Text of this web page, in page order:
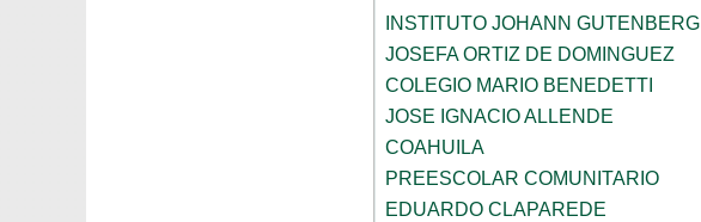
INSTITUTO JOHANN GUTENBERG
JOSEFA ORTIZ DE DOMINGUEZ
COLEGIO MARIO BENEDETTI
JOSE IGNACIO ALLENDE
COAHUILA
PREESCOLAR COMUNITARIO
EDUARDO CLAPAREDE